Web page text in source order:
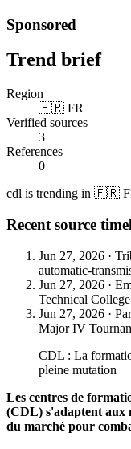
Sponsored
Trend brief
Region
🇫🇷 FR
Verified sources
3
References
0
cdl is trending in 🇫🇷
Recent source
Jun 27, 2026 ·
automatic-
Jun 27, 2026 ·
Technical
Jun 27, 2026 ·
Major IV
CDL : La
pleine mutation
Les centres de
(CDL) s'adaptent aux
du marché pour